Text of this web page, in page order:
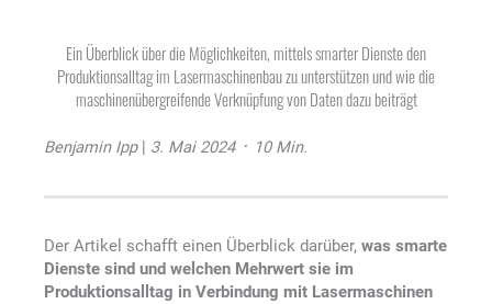
Ein Überblick über die Möglichkeiten, mittels smarter Dienste den
Produktionsalltag im Lasermaschinenbau zu unterstützen und wie die
maschinenübergreifende Verknüpfung von Daten dazu beiträgt
Benjamin Ipp| 3. Mai 2024 ᛫ 10 Min.
Der Artikel schafft einen Überblick darüber, was smarte
Dienste sind und welchen Mehrwert sie im
Produktionsalltag in Verbindung mit Lasermaschinen